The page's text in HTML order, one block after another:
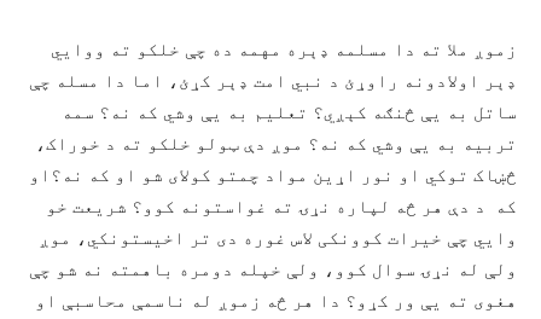
زموږ ملا ته دا مسلمه ډېره مهمه ده چې خلکو ته ووايي
ډېر اولادونه راوړئ د نبي امت ډېر کړئ، اما دا مسله چې
ساتل به يې څنګه کېږي؟ تعلیم به يې وشي که نه؟ سمه
تربیه به يې وشي که نه؟ موږ دې ټولو خلکو ته د خوراک،
څښاک توکي او نور اړین مواد چمتو کولای شو او که نه؟او
که د دې هر څه لپاره نړۍ ته غواستونه کوو؟ شریعت خو
وايي چې خیرات کوونکی لاس غوره دی تر اخیستونکي، موږ
ولې له نړۍ سوال کوو، ولې خپله دومره باهمته نه شو چې
هغوی ته يې ور کړو؟ دا هر څه زموږ له ناسمې محاسبې او